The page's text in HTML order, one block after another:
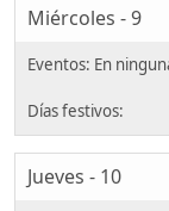
Miércoles - 9
Jueves - 10